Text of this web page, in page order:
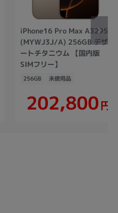
iPhone16 Pro Max A3295
(MYWJ3J/A) 256GB デザ
ートチタニウム 【国内版
SIMフリー】
256GB 未使用品
202,800円